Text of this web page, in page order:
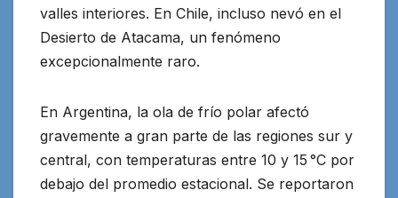
valles interiores. En Chile, incluso nevó en el
Desierto de Atacama, un fenómeno
excepcionalmente raro.
En Argentina, la ola de frío polar afectó
gravemente a gran parte de las regiones sur y
central, con temperaturas entre 10 y 15 °C por
debajo del promedio estacional. Se reportaron